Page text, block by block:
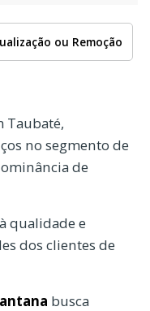
ou Remoção
Taubaté,
no segmento de
de
qualidade e
dos clientes de
busca